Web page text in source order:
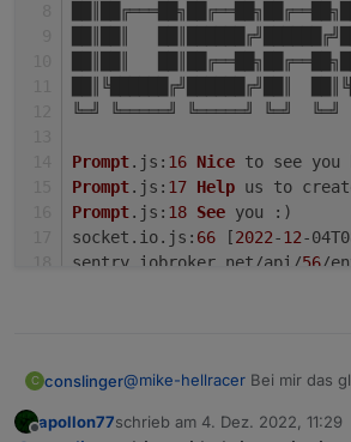
Danke zusammen
██║██║
██║██║
██║╚██████╔╝██████╔╝██║
╚═╝ ╚═════╝ ╚═════╝ ╚═╝
Prompt. js : 16 Nice to see
Prompt. js : 17 Help us to
Prompt. js : 18 See you :)
socket. io. js : 66 [2022-12-04
sentry.
iobroker net/api/56/
(anonymous) @ instrument.ts:
instrument.
:123 Translation
C conslinger@mike-hellracer Bei mir das
Stable, alle Adapter aktuell.
bootstrap.jsx:19
apollon77schrieb am 4. Dez. 2022, 11:29
zuletzt editiert von